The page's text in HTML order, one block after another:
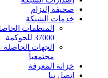
صحيفة إلتزام
خدمات الشبكة
37000 للحوكمة
الجهات
مجتمعياً
خزانة المعرفة
اتصل بنا